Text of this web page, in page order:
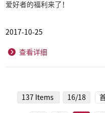
爱好者的福利来了！
2017-10-25
查看详细
137 Items 16/18